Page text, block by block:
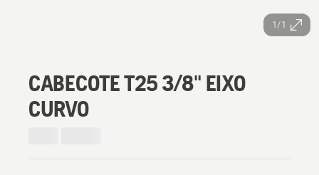
1/1
CABECOTE T25 3/8" EIXO
CURVO